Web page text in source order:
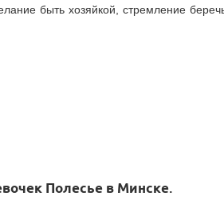
быть хозяйкой, стремление
Полесье в Минске.